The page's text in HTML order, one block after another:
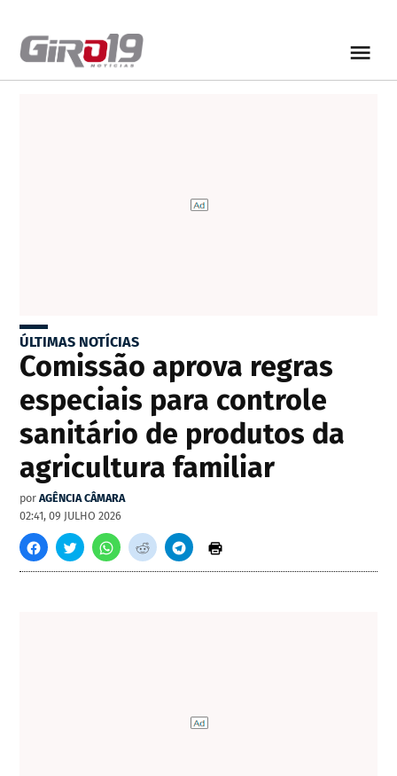
ÚLTIMAS NOTÍCIAS
Comissão aprova regras
especiais para controle
sanitário de produtos da
agricultura familiar
por AGÊNCIA CÂMARA
02:41, 09 JULHO 2026